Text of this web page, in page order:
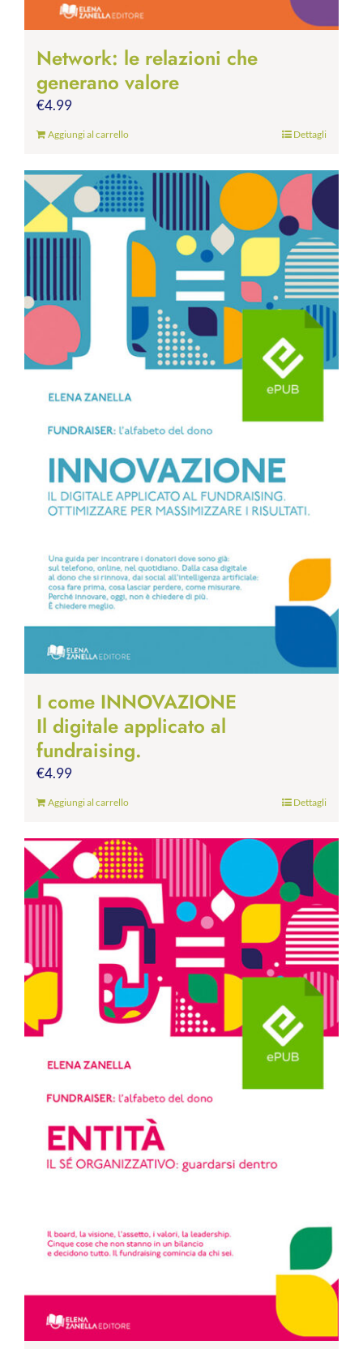
Network: le relazioni che
generano valore
€4.99
Aggiungi al carrello Dettagli
I come INNOVAZIONE
Il digitale applicato al
fundraising.
€4.99
Aggiungi al carrello Dettagli